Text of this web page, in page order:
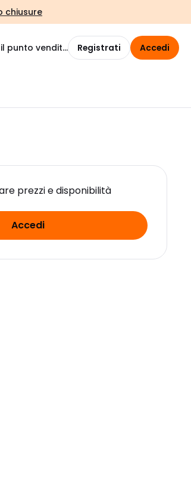
chiusure
punto vendita Registrati Accedi
prezzi e disponibilità
Accedi